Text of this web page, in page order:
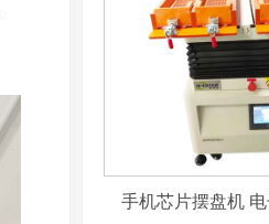
手机芯片摆盘机